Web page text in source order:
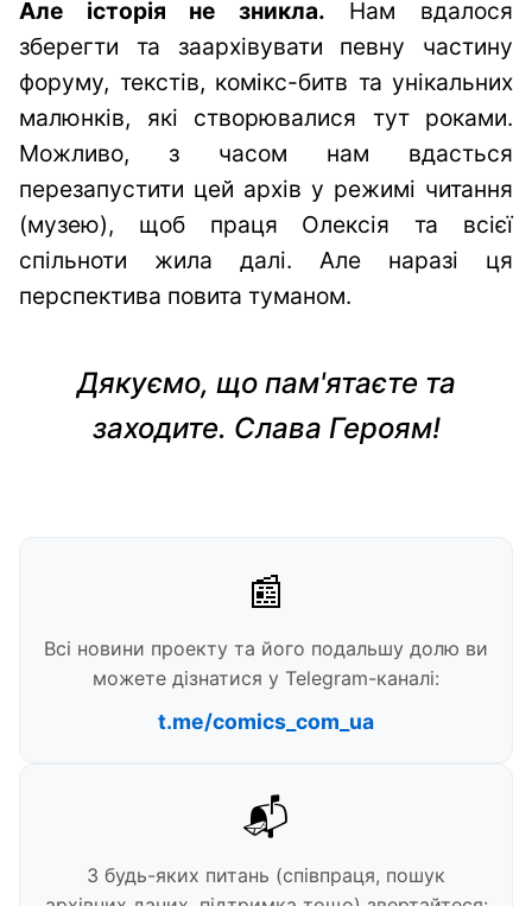
Але історія не зникла. Нам вдалося
зберегти та заархівувати певну частину
форуму, текстів, комікс-битв та унікальних
малюнків, які створювалися тут роками.
Можливо, з часом нам вдасться
перезапустити цей архів у режимі читання
(музею), щоб праця Олексія та всієї
спільноти жила далі. Але наразі ця
перспектива повита туманом.
Дякуємо, що пам'ятаєте та
заходите. Слава Героям!
📰
Всі новини проекту та його подальшу долю ви
можете дізнатися у Telegram-каналі:
t.me/comics_com_ua
📬
З будь-яких питань (співпраця, пошук